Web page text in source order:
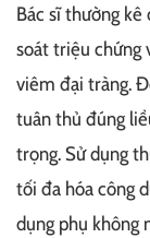
Bác sĩ thường
soát triệu chứng
viêm đại tràng.
tuân thủ đúng
trọng. Sử dụng
tối đa hóa công
dụng phụ không